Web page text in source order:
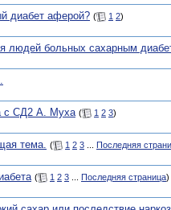
диабет аферой? ( 1 2)
людей больных сахарным
с СД2 А. Муха ( 1 2 3)
тема. ( 1 2 3
Последняя
( 1 2 3 Последняя страница)